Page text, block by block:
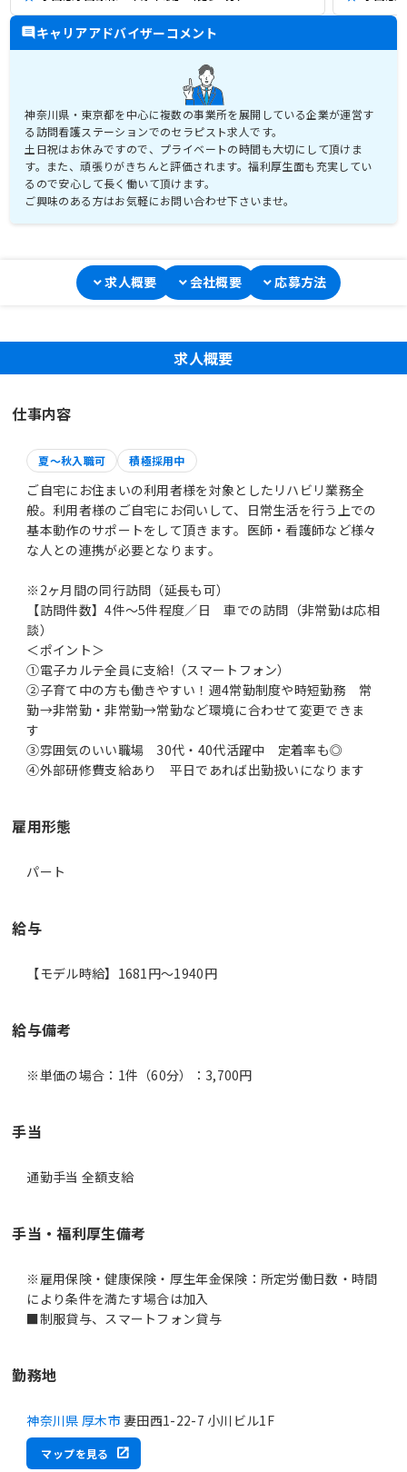
キャリアアドバイザーコメント
神奈川県・東京都を中心に複数の事業所を展開している企業が運営す
る訪問看護ステーションでのセラピスト求人です。
土日祝はお休みですので、プライベートの時間も大切にして頂けま
す。また、頑張りがきちんと評価されます。福利厚生面も充実してい
るので安心して長く働いて頂けます。
ご興味のある方はお気軽にお問い合わせ下さいませ。
求人概要 会社概要 応募方法
求人概要
仕事内容
夏～秋入職可 積極採用中
ご自宅にお住まいの利用者様を対象としたリハビリ業務全
般。利用者様のご自宅にお伺いして、日常生活を行う上での
基本動作のサポートをして頂きます。医師・看護師など様々
な人との連携が必要となります。
※2ヶ月間の同行訪問（延長も可）
【訪問件数】4件～5件程度／日 車での訪問（非常勤は応相
談）
＜ポイント＞
①電子カルテ全員に支給!（スマートフォン）
②子育て中の方も働きやすい！週4常勤制度や時短勤務 常
勤→非常勤・非常勤→常勤など環境に合わせて変更できま
す
③雰囲気のいい職場 30代・40代活躍中 定着率も◎
④外部研修費支給あり 平日であれば出勤扱いになります
雇用形態
パート
給与
【モデル時給】1681円〜1940円
給与備考
※単価の場合：1件（60分）：3,700円
手当
通勤手当 全額支給
手当・福利厚生備考
※雇用保険・健康保険・厚生年金保険：所定労働日数・時間
により条件を満たす場合は加入
■制服貸与、スマートフォン貸与
勤務地
神奈川県 厚木市 妻田西1-22-7 小川ビル1F
マップを見る